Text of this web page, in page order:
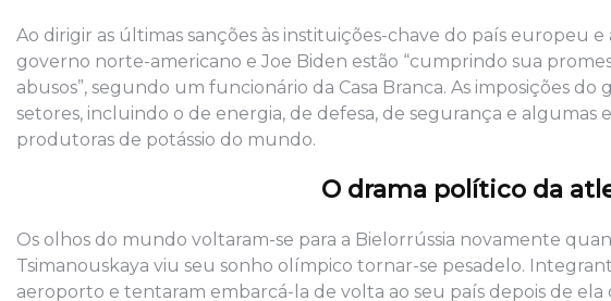
Ao dirigir as últimas sanções às instituições-chave do país europeu
governo norte-americano e Joe Biden estão “cumprindo sua
abusos”, segundo um funcionário da Casa Branca. As imposições
setores, incluindo o de energia, de defesa, de segurança e algumas
produtoras de potássio do mundo.
O drama político da
Os olhos do mundo voltaram-se para a Bielorrússia novamente
Tsimanouskaya viu seu sonho olímpico tornar-se pesadelo.
aeroporto e tentaram embarcá-la de volta ao seu país depois de